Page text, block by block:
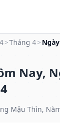
>Tháng 4>
Nay,
Mậu Thìn,